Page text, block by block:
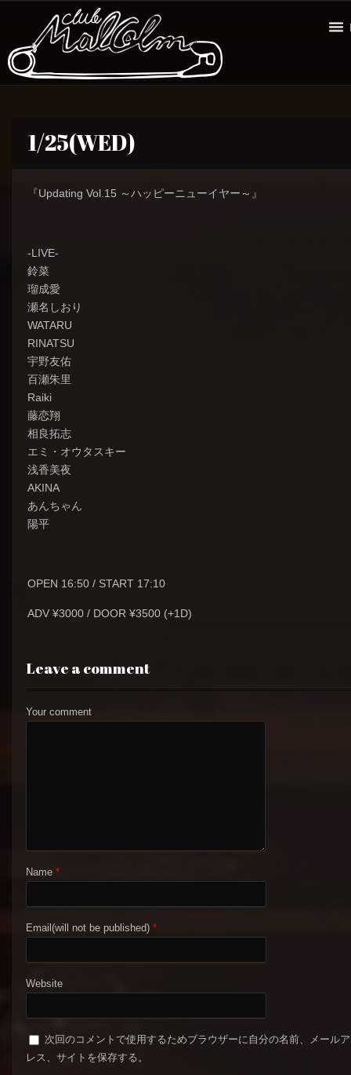
1/25(WED)
『Updating Vol.15 ～ハッピーニューイヤー～』
-LIVE-
鈴菜
瑠成愛
瀬名しおり
WATARU
RINATSU
宇野友佑
百瀬朱里
Raiki
藤恋翔
相良拓志
エミ・オウタスキー
浅香美夜
AKINA
あんちゃん
陽平
OPEN 16:50 / START 17:10
ADV ¥3000 / DOOR ¥3500 (+1D)
Leave a comment
Your comment
Name *
Email(will not be published) *
Website
次回のコメントで使用するためブラウザーに自分の名前、メール
レス、サイトを保存する。